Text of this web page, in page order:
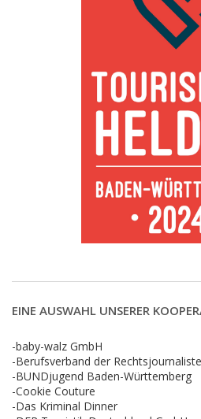
EINE AUSWAHL UNSERER
-baby-walz GmbH
-Berufsverband der
-BUNDjugend Baden-Württemberg
-Cookie Couture
-Das Kriminal Dinner